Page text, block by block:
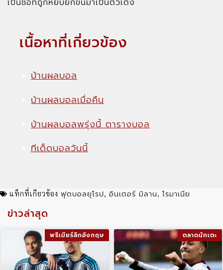
เป็นชื่อที่ถูกหยิบยกขึ้นมาเป็นตัวเต็ง
เนื้อหาที่เกี่ยวข้อง
บ้านผลบอล
บ้านผลบอลเมื่อคืน
บ้านผลบอลพรุ่งนี้ ตารางบอล
ทีเด็ดบอลวันนี้
แท็กที่เกียวข้อง ฟุตบอลยุโรป อินเตอร์ มิลาน โรมาเนีย
ข่าวล่าสุด
พรีเมียร์ลีกอังกฤษ ตลาดนักเตะ